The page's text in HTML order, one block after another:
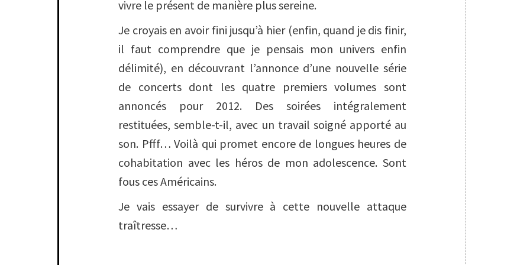
vivre le présent de manière plus sereine.
Je croyais en avoir fini jusqu’à hier (enfin, quand je dis finir,
il faut comprendre que je pensais mon univers enfin
délimité), en découvrant l’annonce d’une nouvelle série
de concerts dont les quatre premiers volumes sont
annoncés pour 2012. Des soirées intégralement
restituées, semble-t-il, avec un travail soigné apporté au
son. Pfff… Voilà qui promet encore de longues heures de
cohabitation avec les héros de mon adolescence. Sont
fous ces Américains.
Je vais essayer de survivre à cette nouvelle attaque
traîtresse…